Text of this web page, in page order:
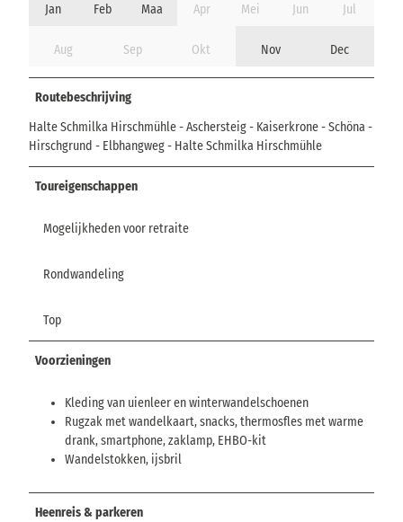
Jan Feb Maa Apr Mei Jun Jul
Aug Sep Okt Nov Dec
Routebeschrijving
Halte Schmilka Hirschmühle - Aschersteig - Kaiserkrone - Schöna -
Hirschgrund - Elbhangweg - Halte Schmilka Hirschmühle
Toureigenschappen
Mogelijkheden voor retraite
Rondwandeling
Top
Voorzieningen
Kleding van uienleer en winterwandelschoenen
Rugzak met wandelkaart, snacks, thermosfles met warme
drank, smartphone, zaklamp, EHBO-kit
Wandelstokken, ijsbril
Heenreis & parkeren